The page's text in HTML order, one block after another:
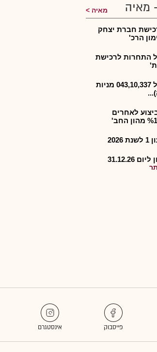
מאיה מאיה
חברת יצחק
הרכ'
התחרות לרכישת
שובל-הנפקה פרטית של 043,10,337 מניות
לאחרים